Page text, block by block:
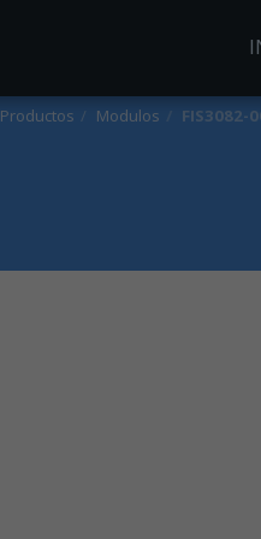
Productos Modulos FIS3082-